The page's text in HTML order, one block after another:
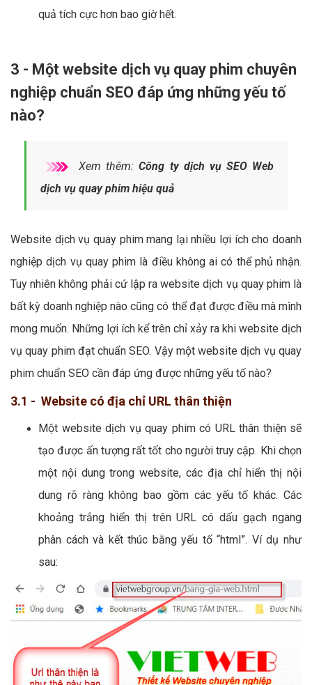
quả tích cực hơn bao giờ hết.
3 - Một website dịch vụ quay phim chuyên
nghiệp chuẩn SEO đáp ứng những yếu tố
nào?
Xem thêm:Công ty dịch vụ SEO Web
dịch vụ quay phim hiệu quả
Website dịch vụ quay phim mang lại nhiều lợi ích cho doanh
nghiệp dịch vụ quay phim là điều không ai có thể phủ nhận.
Tuy nhiên không phải cứ lập ra website dịch vụ quay phim là
bất kỳ doanh nghiệp nào cũng có thể đạt được điều mà mình
mong muốn. Những lợi ích kể trên chỉ xảy ra khi website dịch
vụ quay phim đạt chuẩn SEO. Vậy một website dịch vụ quay
phim chuẩn SEO cần đáp ứng được những yếu tố nào?
3.1 - Website có địa chỉ URL thân thiện
Một website dịch vụ quay phim có URL thân thiện sẽ
tạo được ấn tượng rất tốt cho người truy cập. Khi chọn
một nội dung trong website, các địa chỉ hiển thị nội
dung rõ ràng không bao gồm các yếu tố khác. Các
khoảng trắng hiển thị trên URL có dấu gạch ngang
phân cách và kết thúc bằng yếu tố “html”. Ví dụ như
sau: